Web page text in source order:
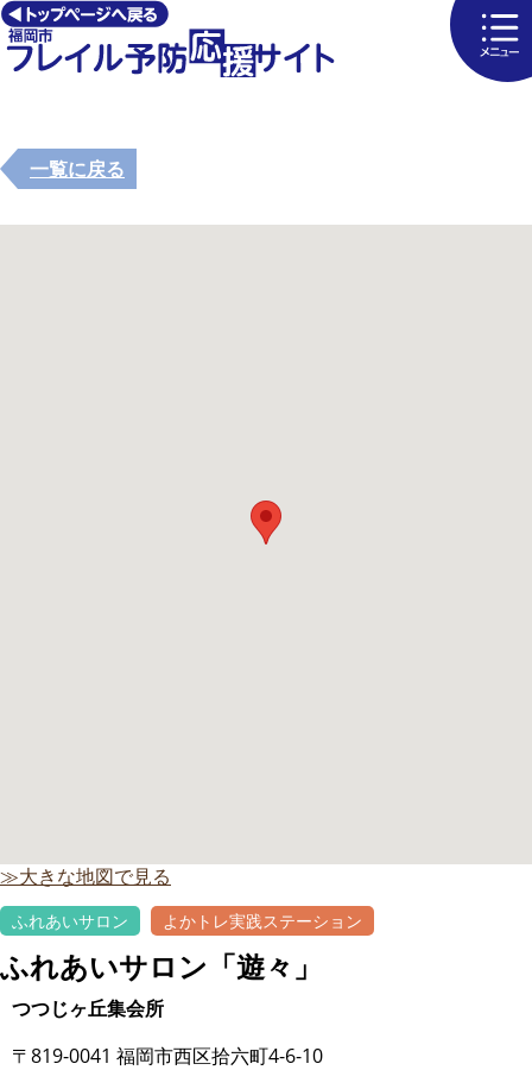
一覧に戻る
≫大きな地図で見る
ふれあいサロン よかトレ実践ステーション
ふれあいサロン「遊々」
つつじヶ丘集会所
〒819-0041 福岡市西区拾六町4-6-10